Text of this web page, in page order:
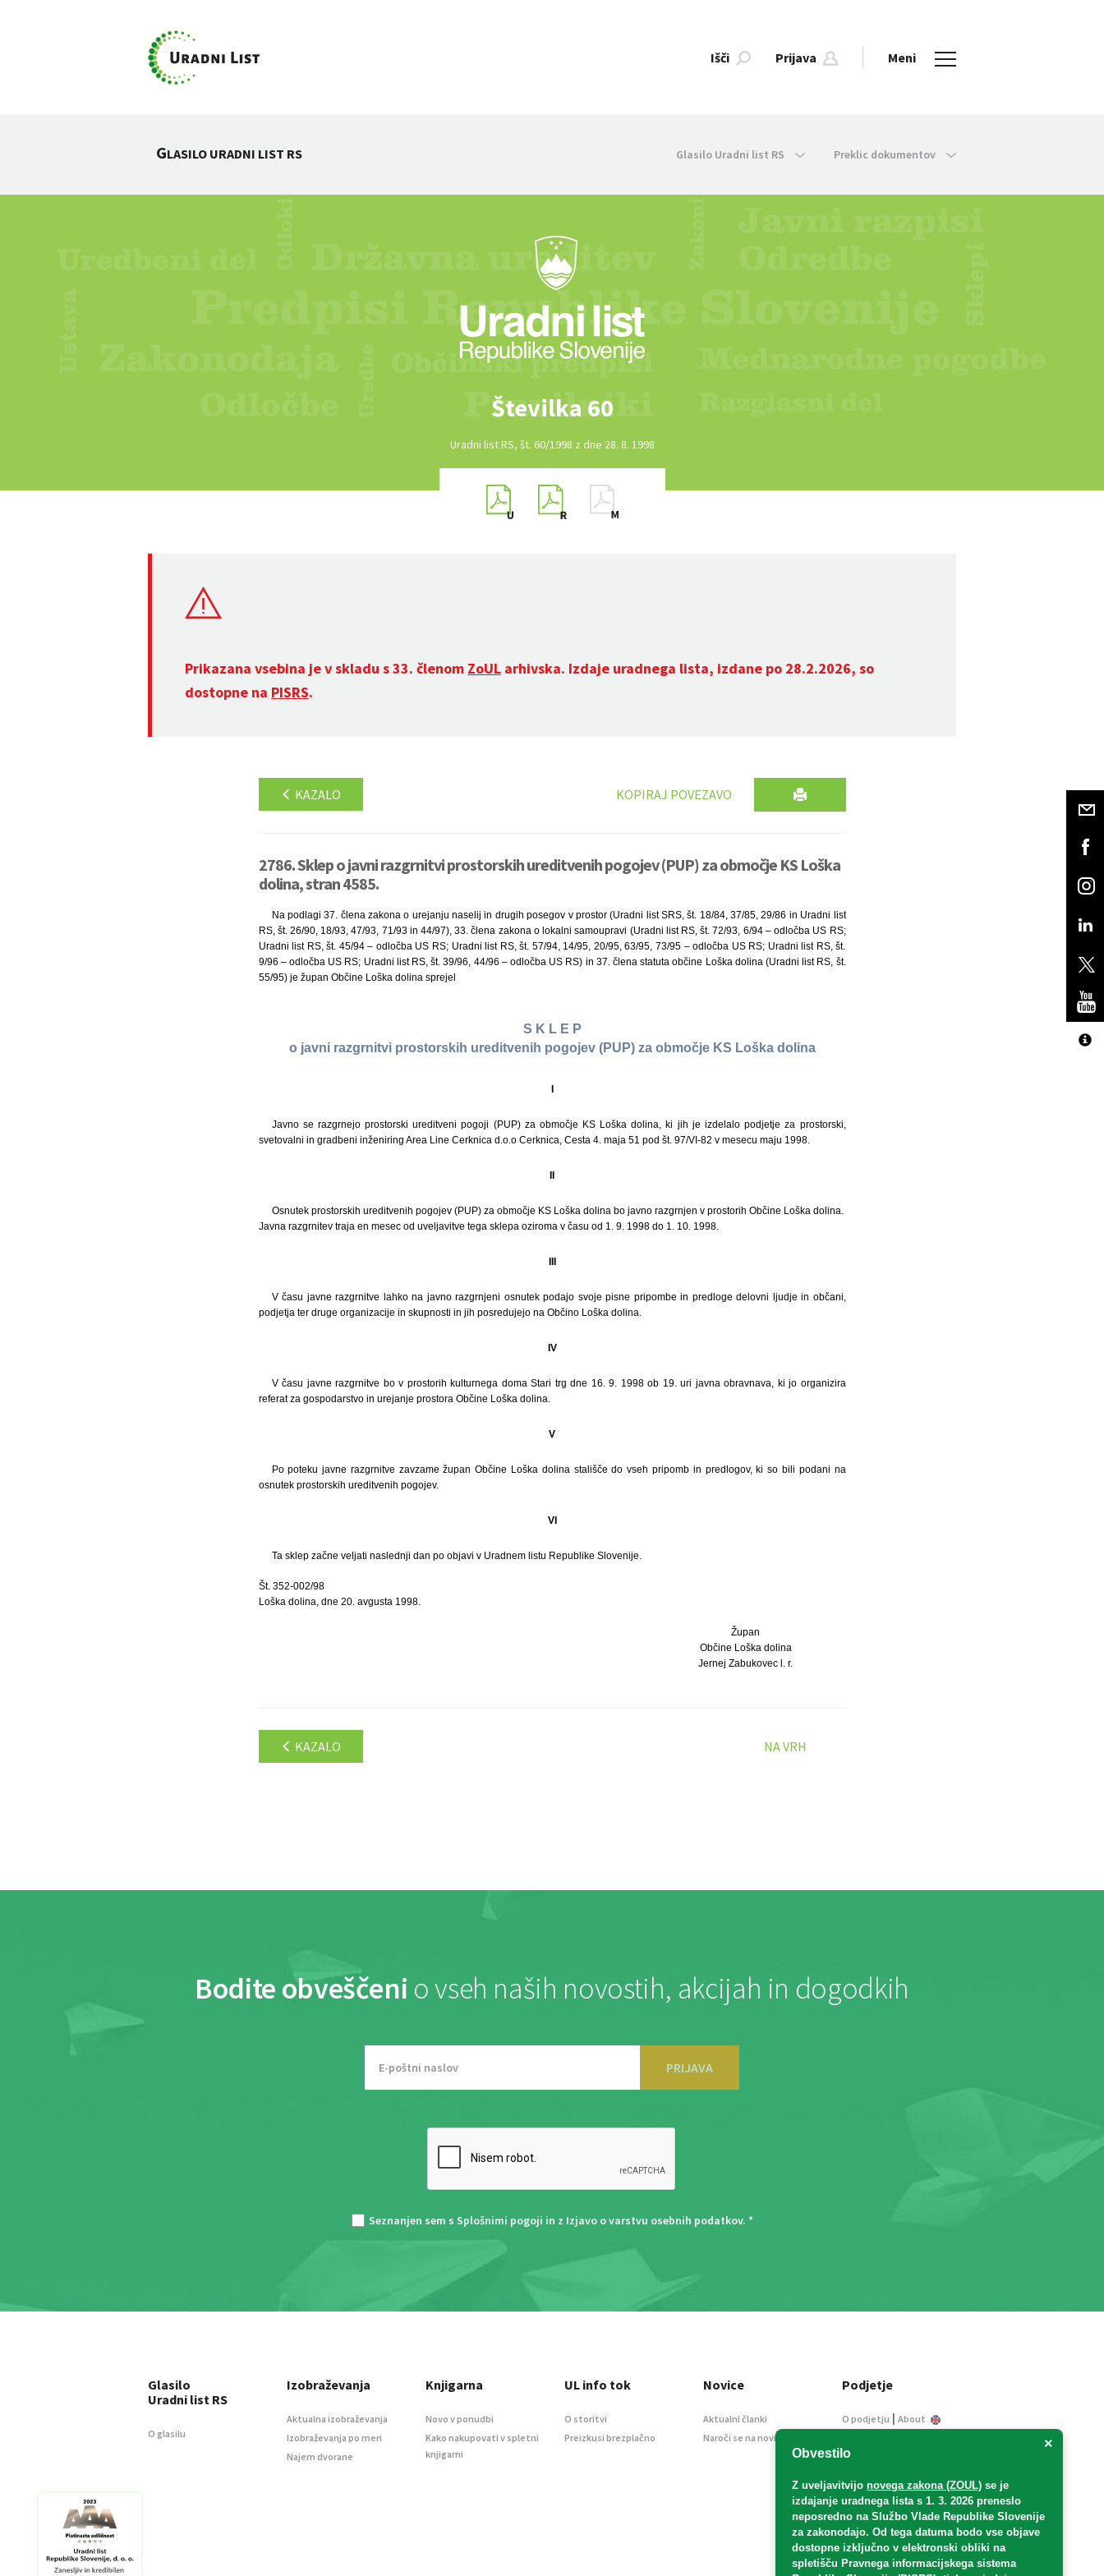
Išči Prijava Meni
GLASILO URADNI LIST RS Glasilo Uradni list RS Preklic dokumentov
Številka 60
Uradni list RS, št. 60/1998 z dne 28. 8. 1998
Prikazana vsebina je v skladu s 33. členom ZoUL arhivska. Izdaje uradnega lista, izdane po 28.2.2026, so
dostopne na PISRS.
KAZALO KOPIRAJ POVEZAVO
2786. Sklep o javni razgrnitvi prostorskih ureditvenih pogojev (PUP) za območje KS Loška
dolina, stran 4585.
Na podlagi 37. člena zakona o urejanju naselij in drugih posegov v prostor (Uradni list SRS, št. 18/84, 37/85, 29/86 in Uradni list
RS, št. 26/90, 18/93, 47/93, 71/93 in 44/97), 33. člena zakona o lokalni samoupravi (Uradni list RS, št. 72/93, 6/94 – odločba US RS;
Uradni list RS, št. 45/94 – odločba US RS; Uradni list RS, št. 57/94, 14/95, 20/95, 63/95, 73/95 – odločba US RS; Uradni list RS, št.
9/96 – odločba US RS; Uradni list RS, št. 39/96, 44/96 – odločba US RS) in 37. člena statuta občine Loška dolina (Uradni list RS, št.
55/95) je župan Občine Loška dolina sprejel
S K L E P
o javni razgrnitvi prostorskih ureditvenih pogojev (PUP) za območje KS Loška dolina
I
Javno se razgrnejo prostorski ureditveni pogoji (PUP) za območje KS Loška dolina, ki jih je izdelalo podjetje za prostorski,
svetovalni in gradbeni inženiring Area Line Cerknica d.o.o Cerknica, Cesta 4. maja 51 pod št. 97/VI-82 v mesecu maju 1998.
II
Osnutek prostorskih ureditvenih pogojev (PUP) za območje KS Loška dolina bo javno razgrnjen v prostorih Občine Loška dolina.
Javna razgrnitev traja en mesec od uveljavitve tega sklepa oziroma v času od 1. 9. 1998 do 1. 10. 1998.
III
V času javne razgrnitve lahko na javno razgrnjeni osnutek podajo svoje pisne pripombe in predloge delovni ljudje in občani,
podjetja ter druge organizacije in skupnosti in jih posredujejo na Občino Loška dolina.
IV
V času javne razgrnitve bo v prostorih kulturnega doma Stari trg dne 16. 9. 1998 ob 19. uri javna obravnava, ki jo organizira
referat za gospodarstvo in urejanje prostora Občine Loška dolina.
V
Po poteku javne razgrnitve zavzame župan Občine Loška dolina stališče do vseh pripomb in predlogov, ki so bili podani na
osnutek prostorskih ureditvenih pogojev.
VI
Ta sklep začne veljati naslednji dan po objavi v Uradnem listu Republike Slovenije.
Št. 352-002/98
Loška dolina, dne 20. avgusta 1998.
Župan
Občine Loška dolina
Jernej Zabukovec l. r.
KAZALO NA VRH
Bodite obveščeni o vseh naših novostih, akcijah in dogodkih
PRIJAVA
Seznanjen sem s Splošnimi pogoji in z Izjavo o varstvu osebnih podatkov. *
×
Obvestilo
Z uveljavitvijo novega zakona (ZOUL) se je
izdajanje uradnega lista s 1. 3. 2026 preneslo
neposredno na Službo Vlade Republike Slovenije
za zakonodajo. Od tega datuma bodo vse objave
dostopne izključno v elektronski obliki na
spletišču Pravnega informacijskega sistema
Glasilo
Uradni list RS
O glasilu
Izobraževanja
Aktualna izobraževanja
Izobraževanja po meri
Najem dvorane
Knjigarna
Novo v ponudbi
Kako nakupovati v spletni
knjigarni
UL info tok
O storitvi
Preizkusi brezplačno
Novice
Aktualni članki
Naroči se na novice
Podjetje
O podjetju | About
Informacije javnega
Oglaševanje
Splošni pogoji
Izjava o varstvu osebnih
podatkov
E-dražbe